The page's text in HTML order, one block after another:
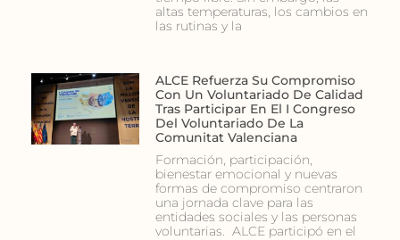
altas temperaturas, los cambios en
las rutinas y la
ALCE Refuerza Su Compromiso
Con Un Voluntariado De Calidad
Tras Participar En El I Congreso
Del Voluntariado De La
Comunitat Valenciana
Formación, participación,
bienestar emocional y nuevas
formas de compromiso centraron
una jornada clave para las
entidades sociales y las personas
voluntarias. ALCE participó en el